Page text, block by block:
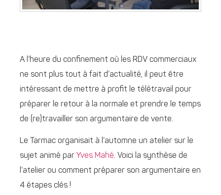
A l’heure du confinement où les RDV commerciaux
ne sont plus tout à fait d’actualité, il peut être
intéressant de mettre à profit le télétravail pour
préparer le retour à la normale et prendre le temps
de (re)travailler son argumentaire de vente.
Le Tarmac organisait à l’automne un atelier sur le
sujet animé par Yves Mahé. Voici la synthèse de
l’atelier ou comment préparer son argumentaire en
4 étapes clés !